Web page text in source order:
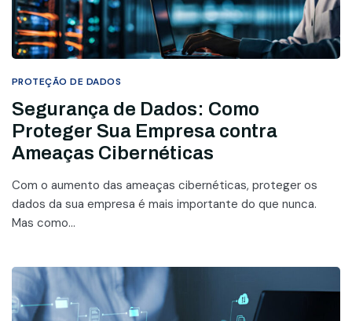
PROTEÇÃO DE DADOS
Segurança de Dados: Como
Proteger Sua Empresa contra
Ameaças Cibernéticas
Com o aumento das ameaças cibernéticas, proteger os
dados da sua empresa é mais importante do que nunca.
Mas como...